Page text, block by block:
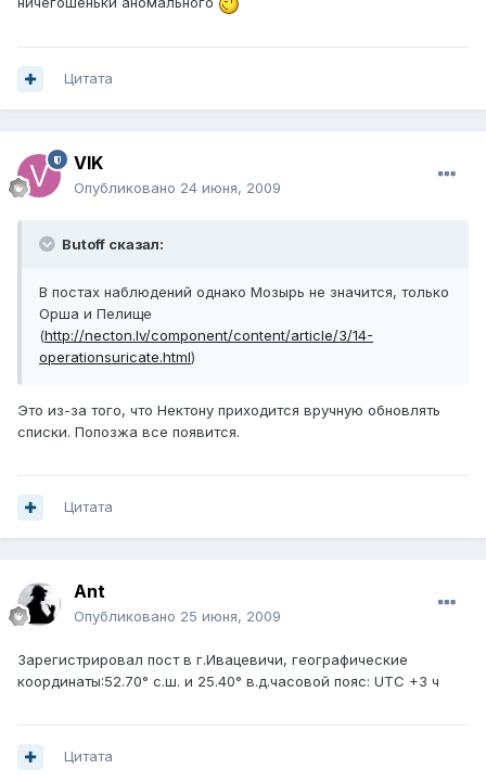
Цитата
VIK
Опубликовано 24 июня, 2009
Butoff сказал:
В постах наблюдений однако Мозырь не значится, только
Орша и Пелище
(http://necton.lv/component/content/article/3/14-
operationsuricate.html)
Это из-за того, что Нектону приходится вручную обновлять
списки. Попозжа все появится.
Цитата
Ant
Опубликовано 25 июня, 2009
Зарегистрировал пост в г.Ивацевичи, географические
координаты:52.70° с.ш. и 25.40° в.д.часовой пояс: UTC +3 ч
Цитата